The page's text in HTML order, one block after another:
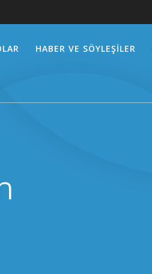
HABER VE SÖYLEŞİLER